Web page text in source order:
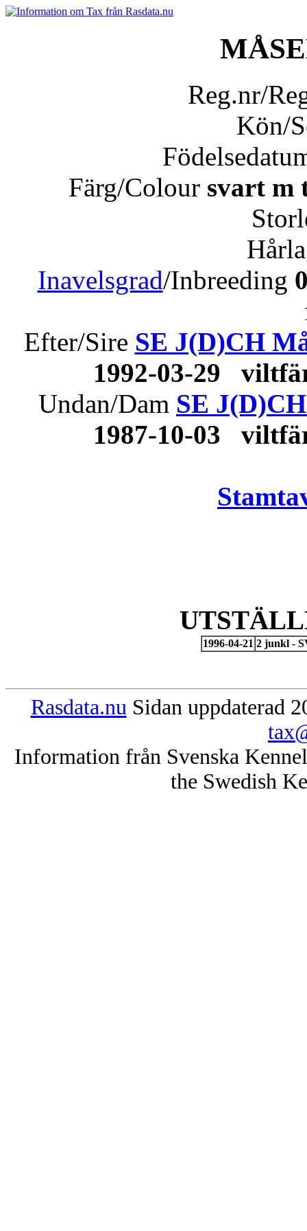
Reg.nr/
Kön/
Färg/Colour svart m
Inavelsgrad/Inbreeding
Efter/Sire SE J(D)CH
1992-03-29
Undan/Dam SE
1987-10-03
1996-04-21 2 junkl -
Rasdata.nu Sidan uppdaterad
Information från Svenska
the Swedish